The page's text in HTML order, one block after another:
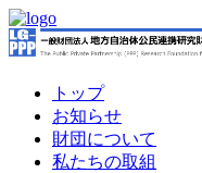
トップ
お知らせ
財団について
私たちの取組